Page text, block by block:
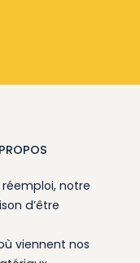
réemploi, notre
d’être
viennent nos